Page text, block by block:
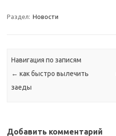
Раздел: Новости
Навигация по записям
← как быстро вылечить
заеды
Добавить комментарий